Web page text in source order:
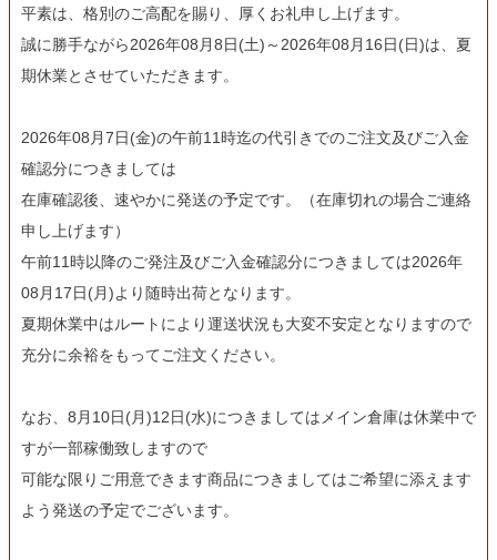
平素は、格別のご高配を賜り、厚くお礼申し上げます。
誠に勝手ながら2026年08月8日(土)～2026年08月16日(日)は、夏
期休業とさせていただきます。
2026年08月7日(金)の午前11時迄の代引きでのご注文及びご入金
確認分につきましては
在庫確認後、速やかに発送の予定です。（在庫切れの場合ご連絡
申し上げます）
午前11時以降のご発注及びご入金確認分につきましては2026年
08月17日(月)より随時出荷となります。
夏期休業中はルートにより運送状況も大変不安定となりますので
充分に余裕をもってご注文ください。
なお、8月10日(月)12日(水)につきましてはメイン倉庫は休業中で
すが一部稼働致しますので
可能な限りご用意できます商品につきましてはご希望に添えます
よう発送の予定でございます。